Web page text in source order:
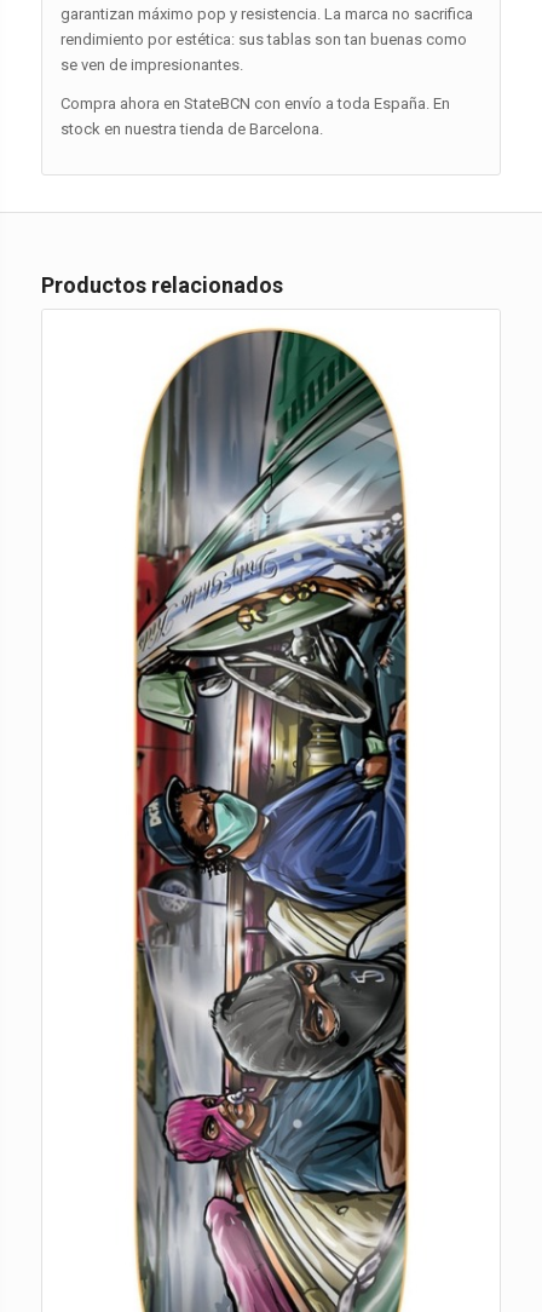
garantizan máximo pop y resistencia. La marca no sacrifica
rendimiento por estética: sus tablas son tan buenas como
se ven de impresionantes.
Compra ahora en StateBCN con envío a toda España. En
stock en nuestra tienda de Barcelona.
Productos relacionados